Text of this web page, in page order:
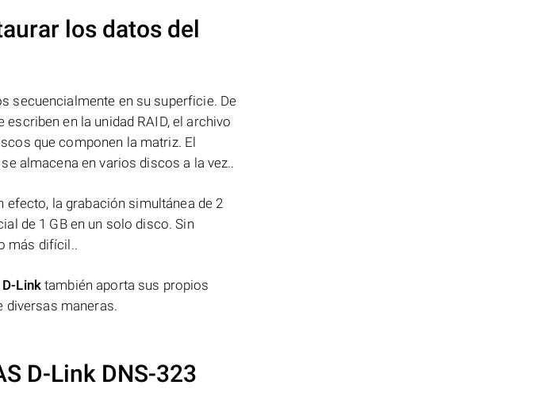
los datos del
secuencialmente en su superficie. De
en la unidad RAID, el archivo
que componen la matriz. El
almacena en varios discos a la vez..
la grabación simultánea de 2
de 1 GB en un solo disco. Sin
más difícil..
D-Linktambién aporta sus propios
diversas maneras.
D-Link DNS-323